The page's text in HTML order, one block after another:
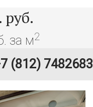
за м2
(812) 7482683